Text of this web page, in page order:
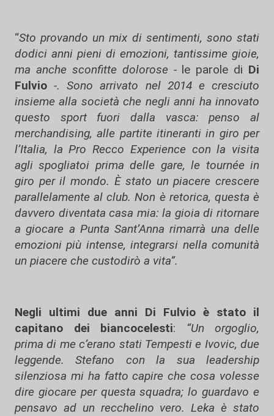
“Sto provando un mix di sentimenti, sono stati
dodici anni pieni di emozioni, tantissime gioie,
ma anche sconfitte dolorose - le parole di Di
Fulvio-. Sono arrivato nel 2014 e cresciuto
insieme alla società che negli anni ha innovato
questo sport fuori dalla vasca: penso al
merchandising, alle partite itineranti in giro per
l’Italia, la Pro Recco Experience con la visita
agli spogliatoi prima delle gare, le tournée in
giro per il mondo. È stato un piacere crescere
parallelamente al club. Non è retorica, questa è
davvero diventata casa mia: la gioia di ritornare
a giocare a Punta Sant’Anna rimarrà una delle
emozioni più intense, integrarsi nella comunità
un piacere che custodirò a vita”.
Negli ultimi due anni Di Fulvio è stato il
capitano dei biancocelesti: “Un orgoglio,
prima di me c’erano stati Tempesti e Ivovic, due
leggende. Stefano con la sua leadership
silenziosa mi ha fatto capire che cosa volesse
dire giocare per questa squadra; lo guardavo e
pensavo ad un recchelino vero. Leka è stato